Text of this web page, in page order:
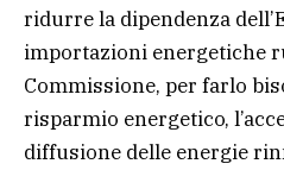
ridurre la dipendenza
importazioni energetiche
Commissione, per farlo
risparmio energetico,
diffusione delle energie